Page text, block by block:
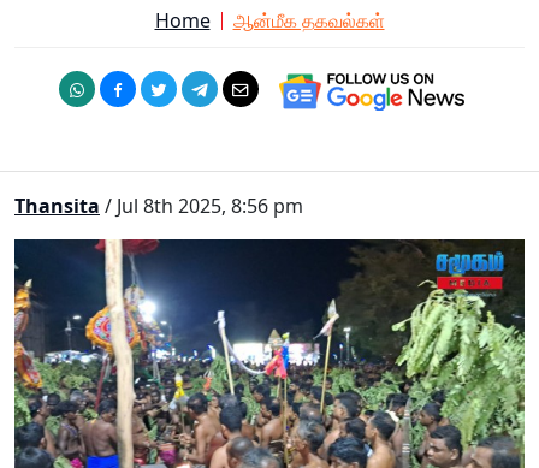
Home ஆன்மீக தகவல்கள்
Thansita / Jul 8th 2025, 8:56 pm